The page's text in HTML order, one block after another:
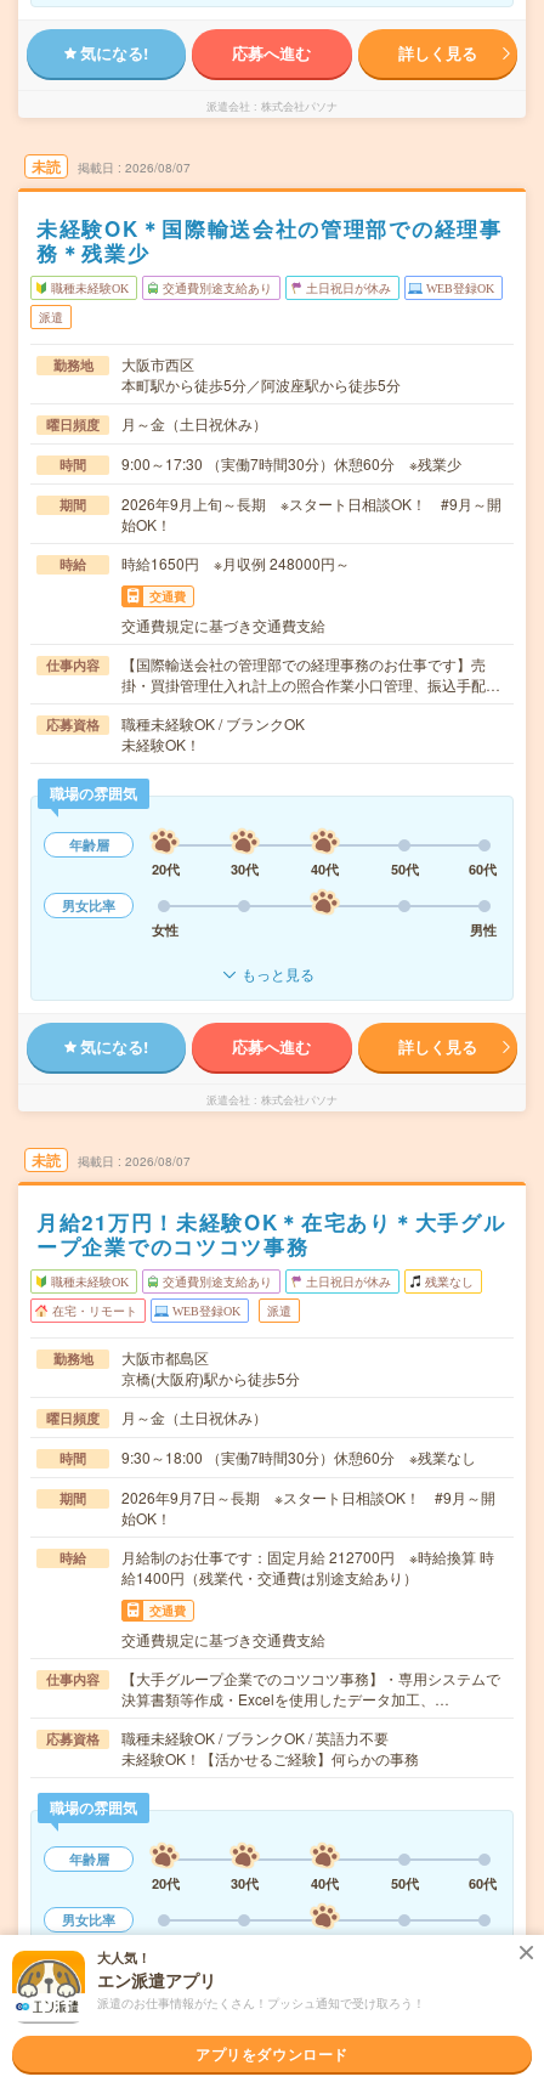
気になる! 応募へ進む 詳しく見る
派遣会社 株式会社パソナ
未読 掲載日 2026/08/07
未経験OK＊国際輸送会社の管理部での経理事
務＊残業少
職種未経験OK 交通費別途支給あり 土日祝日が休み WEB登録OK
派遣
勤務地
大阪市西区
本町駅から徒歩5分／阿波座駅から徒歩5分
曜日頻度 月～金（土日祝休み）
時間 9:00～17:30 （実働7時間30分）休憩60分 ※残業少
期間
2026年9月上旬～長期 ※スタート日相談OK！ #9月～開
始OK！
時給 時給1650円 ※月収例 248000円～
交通費
交通費規定に基づき交通費支給
仕事内容
【国際輸送会社の管理部での経理事務のお仕事です】売
掛・買掛管理仕入れ計上の照合作業小口管理、振込手配…
応募資格
職種未経験OK / ブランクOK
未経験OK！
職場の雰囲気
年齢層
20代
30代 40代 50代
60代
男女比率
女性
男性
もっと見る
気になる! 応募へ進む 詳しく見る
派遣会社 株式会社パソナ
未読 掲載日 2026/08/07
月給21万円！未経験OK＊在宅あり＊大手グル
ープ企業でのコツコツ事務
職種未経験OK 交通費別途支給あり 土日祝日が休み 残業なし
在宅・リモート WEB登録OK 派遣
勤務地
大阪市都島区
京橋(大阪府)駅から徒歩5分
曜日頻度 月～金（土日祝休み）
時間 9:30～18:00 （実働7時間30分）休憩60分 ※残業なし
期間
2026年9月7日～長期 ※スタート日相談OK！ #9月～開
始OK！
時給
月給制のお仕事です：固定月給 212700円 ※時給換算 時
給1400円（残業代・交通費は別途支給あり）
交通費
交通費規定に基づき交通費支給
仕事内容
【大手グループ企業でのコツコツ事務】・専用システムで
決算書類等作成・Excelを使用したデータ加工、…
応募資格
職種未経験OK / ブランクOK / 英語力不要
未経験OK！【活かせるご経験】何らかの事務
職場の雰囲気
年齢層
20代
30代 40代 50代
60代
男女比率
応募へ進む
大人気！
エン派遣アプリ
派遣のお仕事情報がたくさん！プッシュ通知で受け取ろう！
アプリをダウンロード